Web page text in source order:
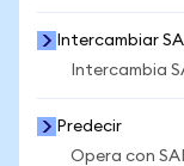
Intercambiar
Intercambia
Predecir
Opera con